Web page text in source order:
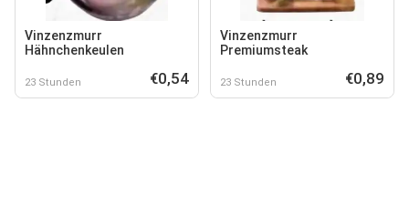
Vinzenzmurr
Hähnchenkeulen
23 Stunden €0,54
Vinzenzmurr
Premiumsteak
23 Stunden €0,89